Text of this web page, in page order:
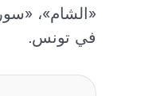
«الشام»،
في تونس.